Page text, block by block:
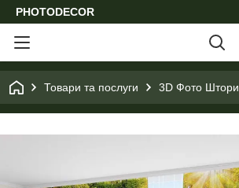
PHOTODECOR
Товари та послуги 3D Фото Штори